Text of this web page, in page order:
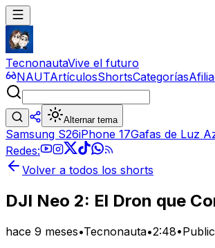
TecnonautaVive el futuro
NAUTArtículosShortsCategorías
Alternar tema
Samsung S26iPhone 17Gafas de Luz
Redes:
Volver a todos los shorts
DJI Neo 2: El Dron que
hace 9 meses•Tecnonauta•2:48•